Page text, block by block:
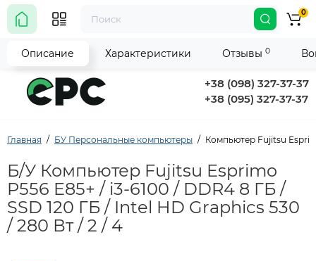
+38 (098) 327-37-37
+38 (095) 327-37-37
0
Главная БУ Персональные компьютеры Компьютер Fujitsu
Б/У Компьютер Fujitsu Esprimo
P556 E85+ / i3-6100 / DDR4 8 ГБ /
SSD 120 ГБ / Intel HD Graphics 530
/ 280 Вт / 2 / 4
Описание Характеристики Отзывы 0